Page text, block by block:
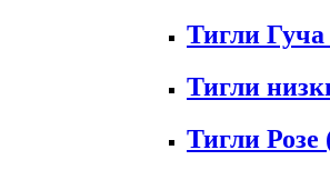
Тигли Гуча
Тигли
Тигли Розе